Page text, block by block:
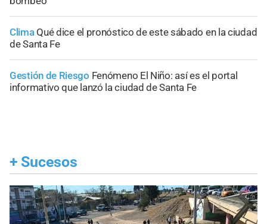
Clima Qué dice el pronóstico de este sábado en la ciudad
de Santa Fe
Gestión de Riesgo Fenómeno El Niño: así es el portal
informativo que lanzó la ciudad de Santa Fe
+ Sucesos